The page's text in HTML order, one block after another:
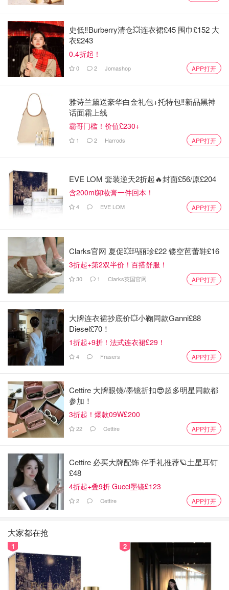
史低‼️Burberry清仓💥连衣裙£45 围巾£152 大
衣£243
0.4折起！
0 2 Jomashop APP打开
雅诗兰黛送豪华白金礼包+托特包‼️新品黑神
话面霜上线
霸哥门槛！价值£230+
1 2 Harrods APP打开
EVE LOM 套装逆天2折起🔥封面£56/原£204
含200ml卸妆膏一件回本！
4 EVE LOM APP打开
Clarks官网 夏促💥玛丽珍£22 镂空芭蕾鞋£16
3折起+第2双半价！百搭舒服！
30 1 Clarks英国官网 APP打开
大牌连衣裙抄底价💥小鞠同款Ganni£88
Diesel£70！
1折起+9折！法式连衣裙£29！
4 Frasers APP打开
Cettire 大牌眼镜/墨镜折扣😎超多明星同款都
参加！
3折起！爆款09W£200
22 Cettire APP打开
Cettire 必买大牌配饰 伴手礼推荐🪐土星耳钉
£48
4折起+叠9折 Gucci墨镜£123
2 Cettire APP打开
大家都在抢
1 2